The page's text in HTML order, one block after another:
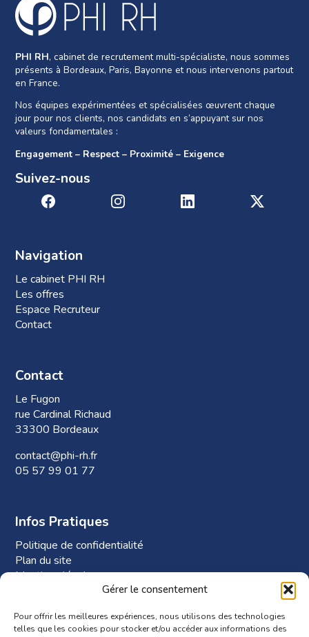
Gérer le consentement
Pour offrir les meilleures expériences, nous utilisons des technologies
telles que les cookies pour stocker et/ou accéder aux informations des
PHI RH, cabinet de recrutement multi-spécialiste, nous sommes
présents à Bordeaux, Paris, Bayonne et nous intervenons partout
en France.
Nos équipes expérimentées et spécialisées œuvrent chaque
jour pour nos clients, nos candidats en s’appuyant sur nos
valeurs fondamentales :
Engagement – Respect – Proximité – Exigence
Suivez-nous
Navigation
Le cabinet PHI RH
Les offres
Espace Recruteur
Contact
Contact
Le Fugon
rue Cardinal Richaud
33300 Bordeaux
contact@phi-rh.fr
05 57 99 01 77
Infos Pratiques
Politique de confidentialité
Plan du site
Mentions légales
Plan d’accès à Phi-RH